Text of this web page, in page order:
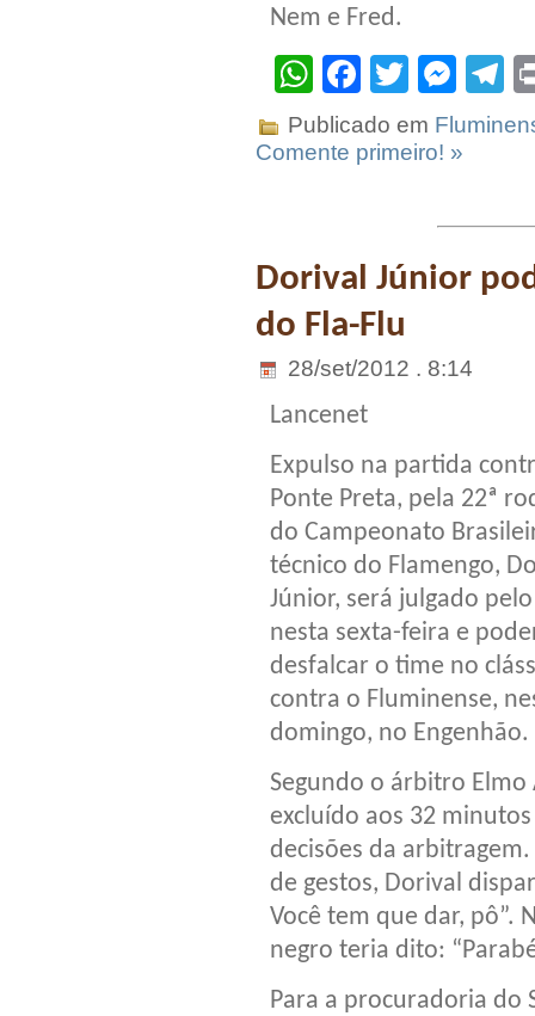
Nem e Fred.
WhatsApp
Facebook
Twitter
Publicado em
Comente primeiro! »
Dorival Júnior
do Fla-Flu
28/set/2012 . 8:14
Lancenet
Expulso na partida
Ponte Preta, pela 22ª
do Campeonato
técnico do Flamengo,
Júnior, será julgado pelo
nesta sexta-feira e
desfalcar o time no
contra o Fluminense,
domingo, no Engenhão.
Segundo o árbitro
excluído aos 32
decisões da
de gestos, Dorival
Você tem que dar, pô”.
negro teria dito:
Para a procuradoria do